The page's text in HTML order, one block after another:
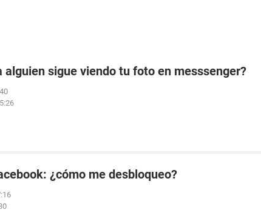
alguien sigue viendo tu foto en messsenger?
¿cómo me desbloqueo?